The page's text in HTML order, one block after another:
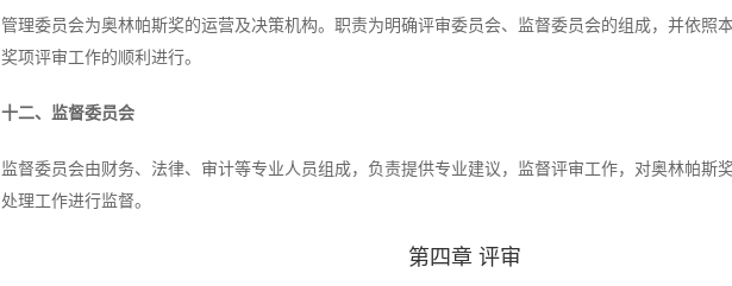
管理委员会为奥林帕斯奖的运营及决策机构。职责为明确评审委员会、监督委员会的组成，并依照
奖项评审工作的顺利进行。
十二、监督委员会
监督委员会由财务、法律、审计等专业人员组成，负责提供专业建议，监督评审工作，对奥林帕斯
处理工作进行监督。
第四章 评审